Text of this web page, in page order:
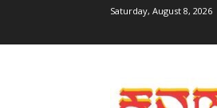
Saturday, August 8, 2026